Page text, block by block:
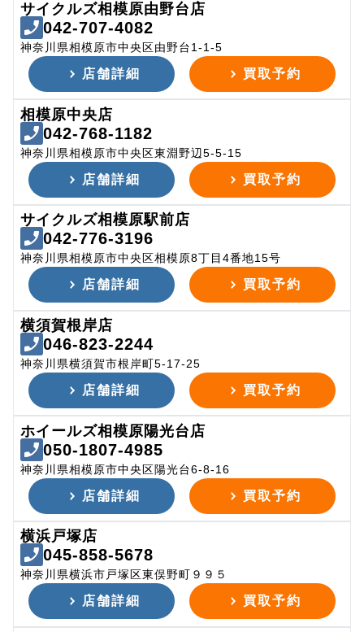
サイクルズ相模原由野台店
042-707-4082
神奈川県相模原市中央区由野台1-1-5
店舗詳細 買取予約
相模原中央店
042-768-1182
神奈川県相模原市中央区東淵野辺5-5-15
店舗詳細 買取予約
サイクルズ相模原駅前店
042-776-3196
神奈川県相模原市中央区相模原8丁目4番地15号
店舗詳細 買取予約
横須賀根岸店
046-823-2244
神奈川県横須賀市根岸町5-17-25
店舗詳細 買取予約
ホイールズ相模原陽光台店
050-1807-4985
神奈川県相模原市中央区陽光台6-8-16
店舗詳細 買取予約
横浜戸塚店
045-858-5678
神奈川県横浜市戸塚区東俣野町９９５
店舗詳細 買取予約